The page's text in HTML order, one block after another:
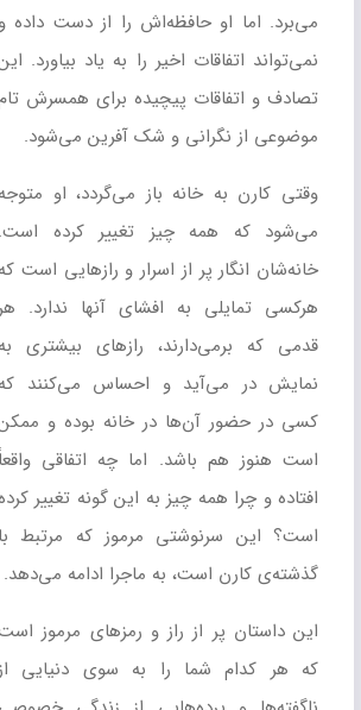
می‌برد. اما او حافظه‌اش را از دست داده و
نمی‌تواند اتفاقات اخیر را به یاد بیاورد. این
تصادف و اتفاقات پیچیده برای همسرش تام
موضوعی از نگرانی و شک آفرین می‌شود.
وقتی کارن به خانه باز می‌گردد، او متوجه
می‌شود که همه چیز تغییر کرده است.
خانه‌شان انگار پر از اسرار و رازهایی است که
هرکسی تمایلی به افشای آنها ندارد. هر
قدمی که برمی‌دارند، رازهای بیشتری به
نمایش در می‌آید و احساس می‌کنند که
کسی در حضور آن‌ها در خانه بوده و ممکن
است هنوز هم باشد. اما چه اتفاقی واقعاً
افتاده و چرا همه چیز به این گونه تغییر کرده
است؟ این سرنوشتی مرموز که مرتبط با
گذشته‌ی کارن است، به ماجرا ادامه می‌دهد.
این داستان پر از راز و رمزهای مرموز است
که هر کدام شما را به سوی دنیایی از